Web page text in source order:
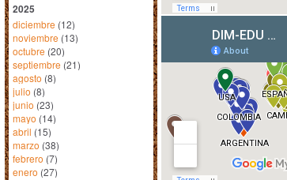
2025
diciembre (12)
noviembre (13)
octubre (20)
septiembre (21)
agosto (8)
julio (8)
junio (23)
mayo (14)
abril (15)
marzo (38)
febrero (7)
enero (27)